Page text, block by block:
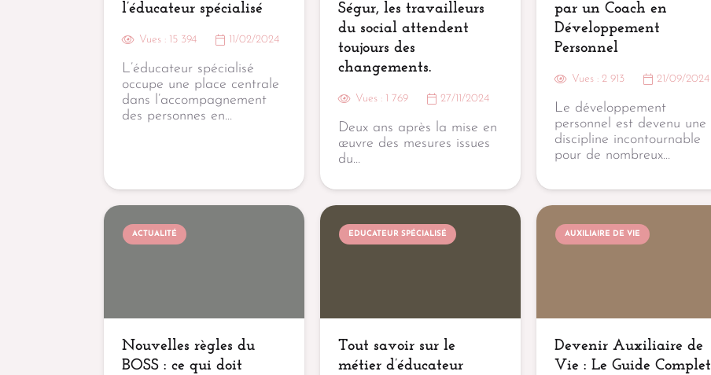
l’éducateur spécialisé
Vues : 15 394 11/02/2024
L’éducateur spécialisé
occupe une place centrale
dans l’accompagnement
des personnes en…
Ségur, les travailleurs
du social attendent
toujours des
changements.
Vues : 1 769 27/11/2024
Deux ans après la mise en
œuvre des mesures issues
du…
par un Coach en
Développement
Personnel
Vues : 2 913 21/09/2024
Le développement
personnel est devenu une
discipline incontournable
pour de nombreux…
ACTUALITÉ
Nouvelles règles du
BOSS : ce qui doit
EDUCATEUR SPÉCIALISÉ
Tout savoir sur le
métier d’éducateur
AUXILIAIRE DE VIE
Devenir Auxiliaire de
Vie : Le Guide Complet